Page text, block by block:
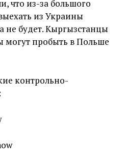
что из-за большого
из Украины
не будет. Кыргызстанцы
могут пробыть в Польше
контрольно-